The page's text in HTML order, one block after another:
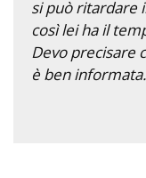
si può ritardare
così lei ha il
Devo precisare
è ben